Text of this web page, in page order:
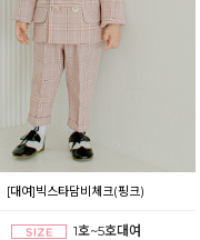
[대여]빅스타담비체크(핑크)
1호~5호대여